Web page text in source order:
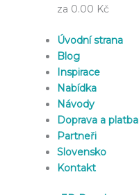
za 0.00 Kč
Úvodní strana
Blog
Inspirace
Nabídka
Návody
Doprava a platba
Partneři
Slovensko
Kontakt